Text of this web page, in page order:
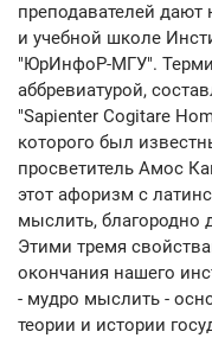
преподавателей дают
и учебной школе
"ЮрИнфоР-МГУ".
аббревиатурой,
"Sapienter Cogitare
которого был
просветитель Амос
этот афоризм с
мыслить, благородно
Этими тремя
окончания нашего
- мудро мыслить -
теории и истории